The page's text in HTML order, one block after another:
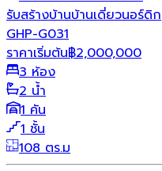
รับสร้างบ้านบ้านเดี่ยวนอร์ดิก
GHP-G031
ราคาเริ่มต้น฿2,000,000
3 ห้อง
2 น้ำ
1 คัน
1 ชั้น
108 ตร.ม